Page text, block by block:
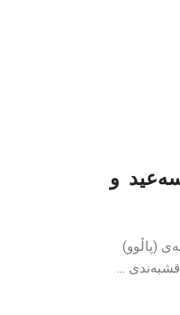
و
1865 لە ناوچەی (پاڵوو)
...